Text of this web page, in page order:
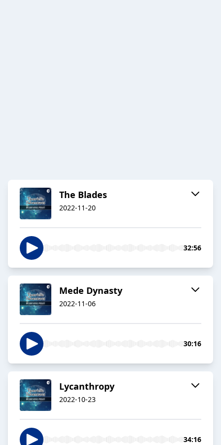
The Blades
2022-11-20
32:56
Mede Dynasty
2022-11-06
30:16
Lycanthropy
2022-10-23
34:16